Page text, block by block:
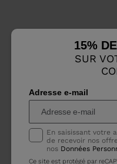
15%
SUR
Adresse e-mail
En saisissant votre
de recevoir nos
nos Données
Ce site est protégé par